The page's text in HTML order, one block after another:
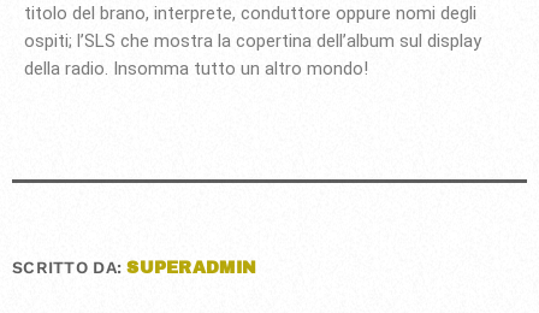
titolo del brano, interprete, conduttore oppure nomi degli
ospiti; l’SLS che mostra la copertina dell’album sul display
della radio. Insomma tutto un altro mondo!
SCRITTO DA:SUPERADMIN